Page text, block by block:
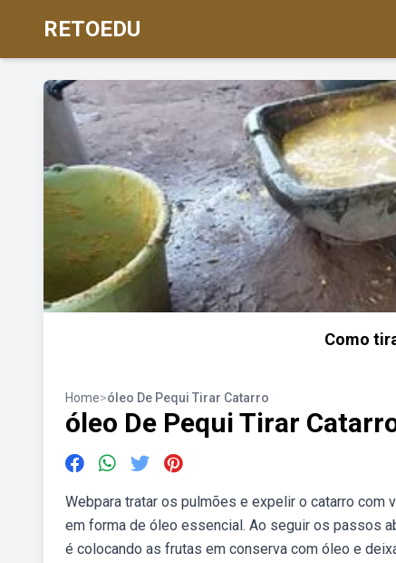
RETOEDU
Como
Home>óleo De Pequi Tirar Catarro
óleo De Pequi Tirar
Webpara tratar os pulmões e expelir o catarro
em forma de óleo essencial. Ao seguir os passos
é colocando as frutas em conserva com óleo e